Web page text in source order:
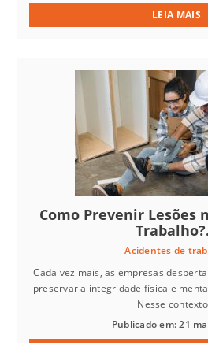
LEIA MAIS
Como Prevenir Lesões
Acidentes de
Cada vez mais, as empresas
preservar a integridade física e
Nesse
Publicado em: 21